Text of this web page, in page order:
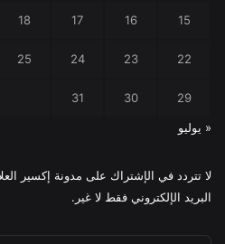
15
16
17
18
22
23
24
25
29
30
31
« يوليو
لا تتردد في الإشتراك على مدونة إكسير
البريد الإلكتروني فقط لا غير.